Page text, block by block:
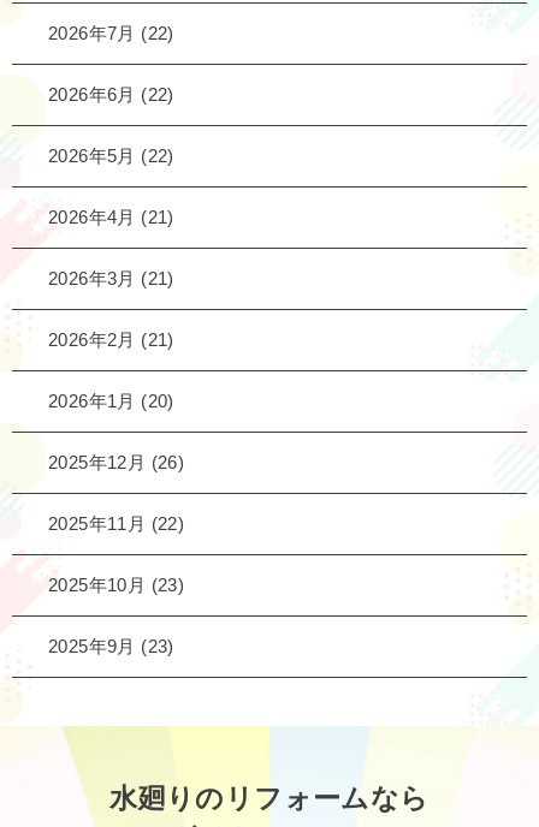
2026年7月 (22)
2026年6月 (22)
2026年5月 (22)
2026年4月 (21)
2026年3月 (21)
2026年2月 (21)
2026年1月 (20)
2025年12月 (26)
2025年11月 (22)
2025年10月 (23)
2025年9月 (23)
水廻りのリフォームなら